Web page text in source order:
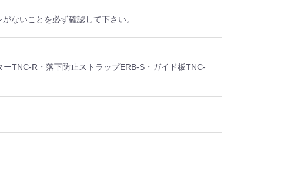
ないことを必ず確認して下さい。
TNC-R・落下防止ストラップERB-S・ガイド板TNC-